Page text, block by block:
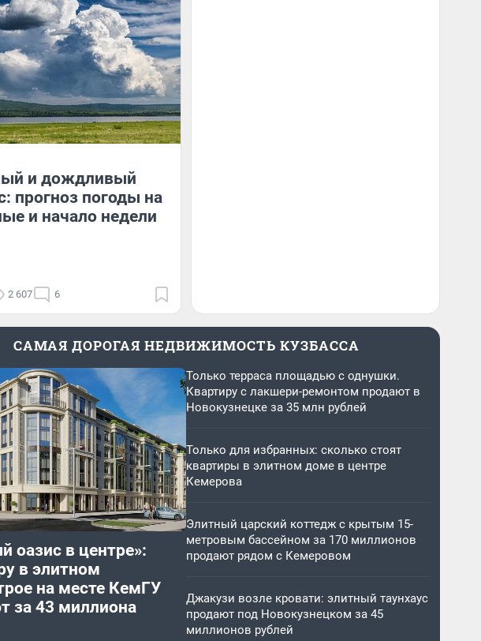
и дождливый
прогноз погоды на
и начало недели
2 607 6
САМАЯ ДОРОГАЯ НЕДВИЖИМОСТЬ КУЗБАССА
оазис в центре»:
в элитном
на месте КемГУ
за 43 миллиона
Только терраса площадью с однушки.
Квартиру с лакшери-ремонтом продают в
Новокузнецке за 35 млн рублей
Только для избранных: сколько стоят
квартиры в элитном доме в центре
Кемерова
Элитный царский коттедж c крытым 15-
метровым бассейном за 170 миллионов
продают рядом с Кемеровом
Джакузи возле кровати: элитный таунхаус
продают под Новокузнецком за 45
миллионов рублей